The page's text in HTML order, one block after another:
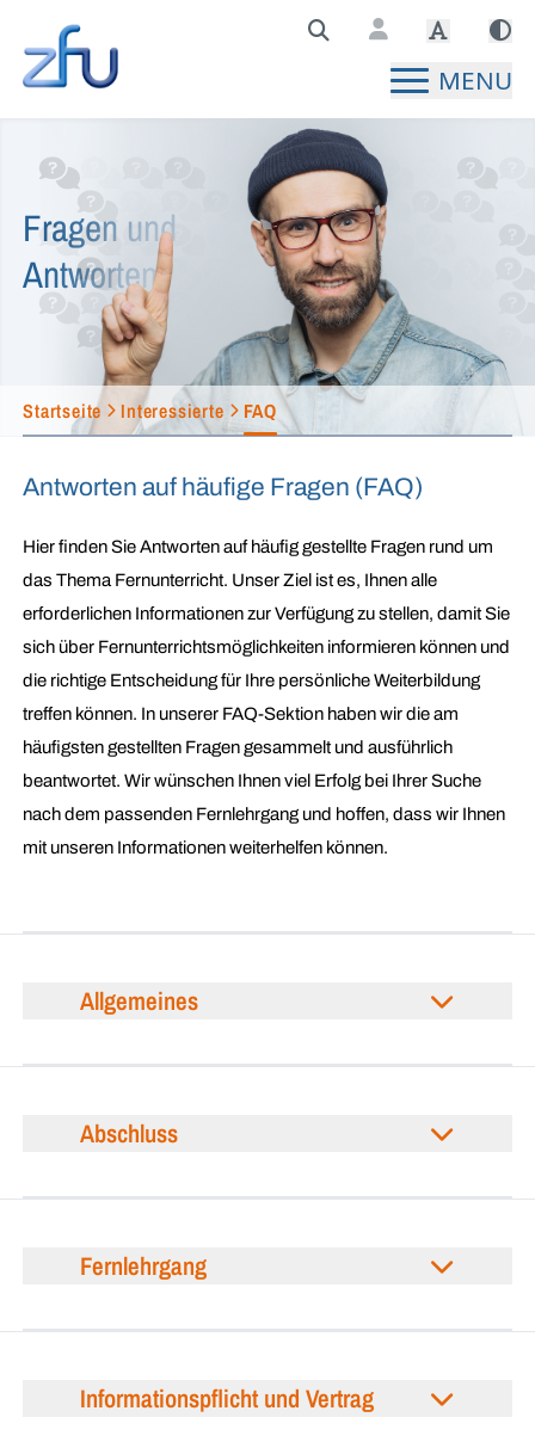
Zentralstelle für Fernunterricht Hauptseite
MENU
Fragen und
Antworten
Startseite Interessierte FAQ
Antworten auf häufige Fragen (FAQ)
Hier finden Sie Antworten auf häufig gestellte Fragen rund um
das Thema Fernunterricht. Unser Ziel ist es, Ihnen alle
erforderlichen Informationen zur Verfügung zu stellen, damit Sie
sich über Fernunterrichtsmöglichkeiten informieren können und
die richtige Entscheidung für Ihre persönliche Weiterbildung
treffen können. In unserer FAQ-Sektion haben wir die am
häufigsten gestellten Fragen gesammelt und ausführlich
beantwortet. Wir wünschen Ihnen viel Erfolg bei Ihrer Suche
nach dem passenden Fernlehrgang und hoffen, dass wir Ihnen
mit unseren Informationen weiterhelfen können.
Allgemeines
Abschluss
Fernlehrgang
Informationspflicht und Vertrag